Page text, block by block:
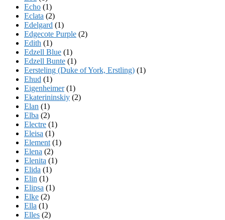
Echo (1)
Eclata (2)
Edelgard (1)
Edgecote Purple (2)
Edith (1)
Edzell Blue (1)
Edzell Bunte (1)
Eersteling (Duke of York, Erstling) (1)
Ehud (1)
Eigenheimer(1)
Ekaterininskiy (2)
Elan (1)
Elba (2)
Electre (1)
Eleisa (1)
Element (1)
Elena (2)
Elenita (1)
Elida (1)
Elin (1)
Elipsa (1)
Elke (2)
Ella (1)
Elles (2)